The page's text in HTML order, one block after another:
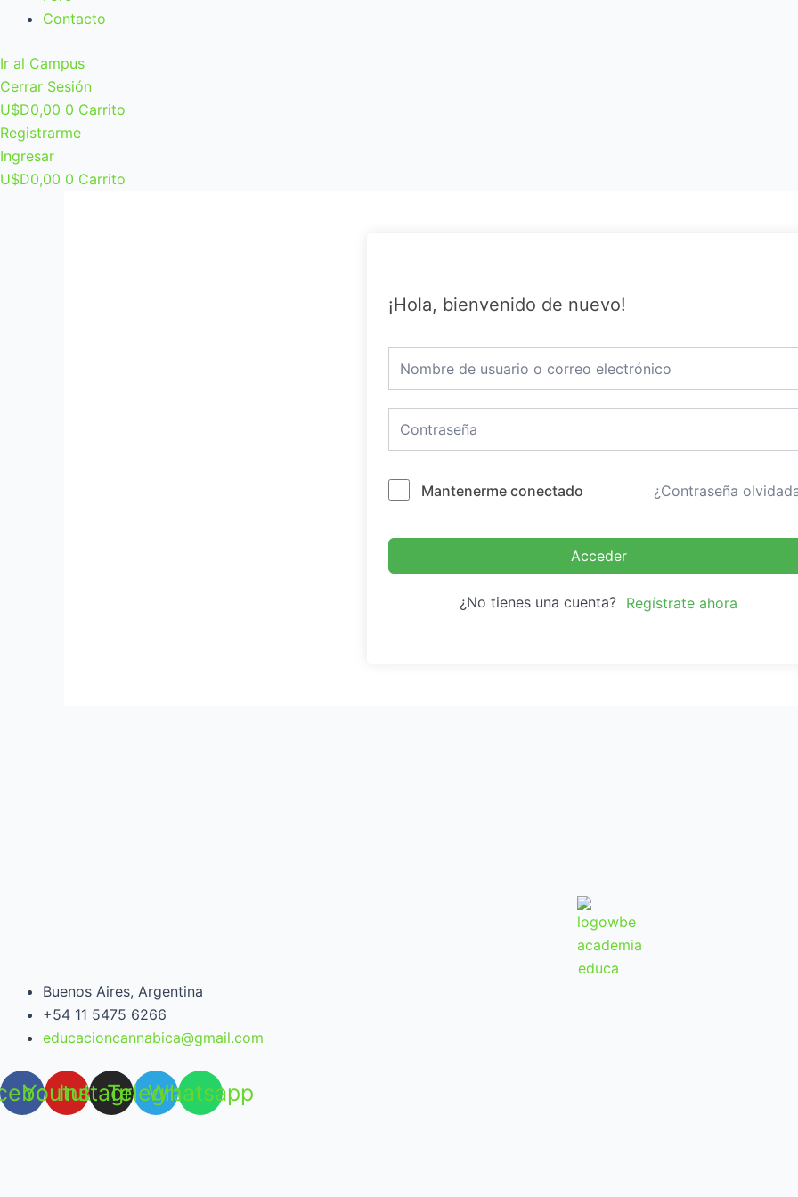
Contacto
Ir al Campus
Cerrar Sesión
U$D0,00 0 Carrito
Registrarme
Ingresar
U$D0,00 0 Carrito
¡Hola, bienvenido de nuevo!
Mantenerme conectado ¿Contraseña
Acceder
¿No tienes una cuenta? Regístrate ahora
Buenos Aires, Argentina
+54 11 5475 6266
educacioncannabica@gmail.com
Youtube
Instagram
Telegram
Whatsapp